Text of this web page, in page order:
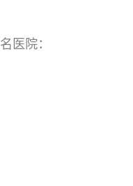
医院：